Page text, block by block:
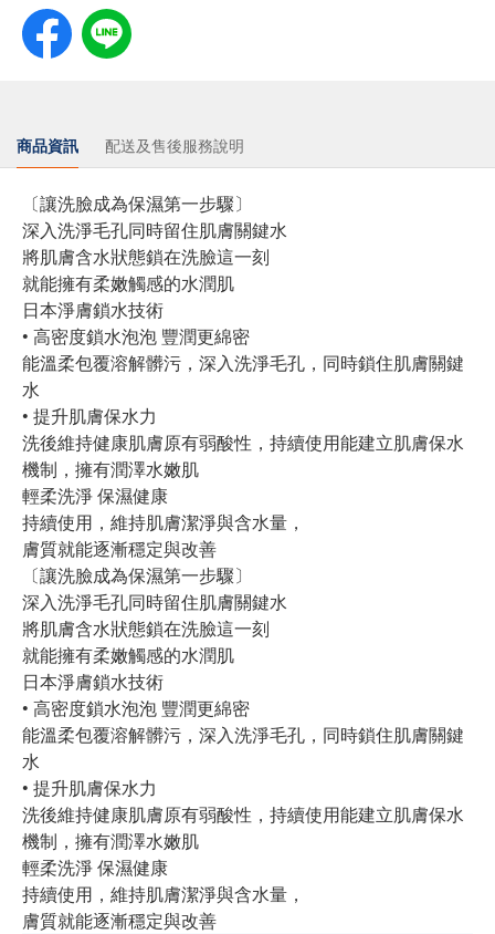
商品資訊 配送及售後服務說明
〔讓洗臉成為保濕第一步驟〕
深入洗淨毛孔同時留住肌膚關鍵水
將肌膚含水狀態鎖在洗臉這一刻
就能擁有柔嫩觸感的水潤肌
日本淨膚鎖水技術
• 高密度鎖水泡泡 豐潤更綿密
能溫柔包覆溶解髒污，深入洗淨毛孔，同時鎖住肌膚關鍵
水
• 提升肌膚保水力
洗後維持健康肌膚原有弱酸性，持續使用能建立肌膚保水
機制，擁有潤澤水嫩肌
輕柔洗淨 保濕健康
持續使用，維持肌膚潔淨與含水量，
膚質就能逐漸穩定與改善
〔讓洗臉成為保濕第一步驟〕
深入洗淨毛孔同時留住肌膚關鍵水
將肌膚含水狀態鎖在洗臉這一刻
就能擁有柔嫩觸感的水潤肌
日本淨膚鎖水技術
• 高密度鎖水泡泡 豐潤更綿密
能溫柔包覆溶解髒污，深入洗淨毛孔，同時鎖住肌膚關鍵
水
• 提升肌膚保水力
洗後維持健康肌膚原有弱酸性，持續使用能建立肌膚保水
機制，擁有潤澤水嫩肌
輕柔洗淨 保濕健康
持續使用，維持肌膚潔淨與含水量，
膚質就能逐漸穩定與改善